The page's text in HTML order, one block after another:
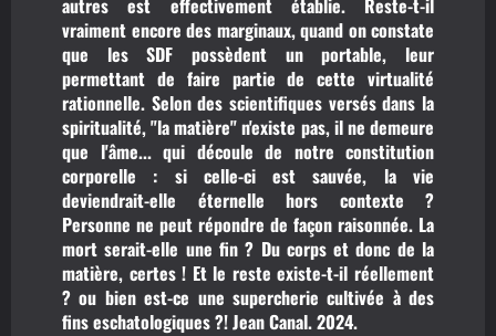
autres est effectivement établie. Reste-t-il
vraiment encore des marginaux, quand on constate
que les SDF possèdent un portable, leur
permettant de faire partie de cette virtualité
rationnelle. Selon des scientifiques versés dans la
spiritualité, "la matière" n'existe pas, il ne demeure
que l'âme... qui découle de notre constitution
corporelle : si celle-ci est sauvée, la vie
deviendrait-elle éternelle hors contexte ?
Personne ne peut répondre de façon raisonnée. La
mort serait-elle une fin ? Du corps et donc de la
matière, certes ! Et le reste existe-t-il réellement
? ou bien est-ce une supercherie cultivée à des
fins eschatologiques ?! Jean Canal. 2024.